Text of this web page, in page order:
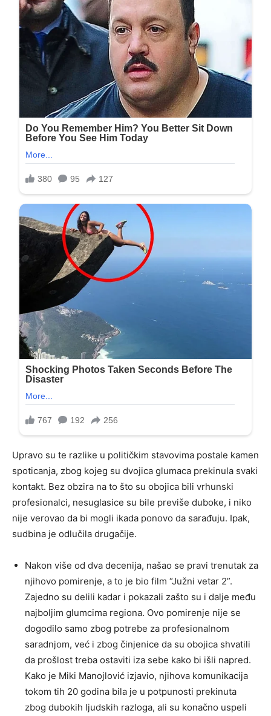
Upravo su te razlike u političkim stavovima postale kamen
spoticanja, zbog kojeg su dvojica glumaca prekinula svaki
kontakt. Bez obzira na to što su obojica bili vrhunski
profesionalci, nesuglasice su bile previše duboke, i niko
nije verovao da bi mogli ikada ponovo da sarađuju. Ipak,
sudbina je odlučila drugačije.
Nakon više od dva decenija, našao se pravi trenutak za
njihovo pomirenje, a to je bio film “Južni vetar 2”.
Zajedno su delili kadar i pokazali zašto su i dalje među
najboljim glumcima regiona. Ovo pomirenje nije se
dogodilo samo zbog potrebe za profesionalnom
saradnjom, već i zbog činjenice da su obojica shvatili
da prošlost treba ostaviti iza sebe kako bi išli napred.
Kako je Miki Manojlović izjavio, njihova komunikacija
tokom tih 20 godina bila je u potpunosti prekinuta
zbog dubokih ljudskih razloga, ali su konačno uspeli